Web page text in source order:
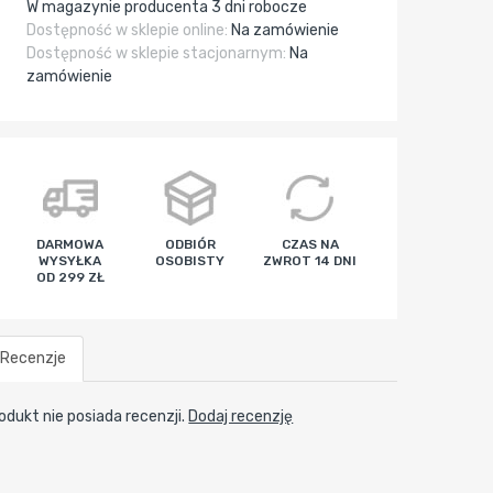
W magazynie producenta 3 dni robocze
Dostępność w sklepie online: Na zamówienie
Dostępność w sklepie stacjonarnym: Na
zamówienie
DARMOWA
WYSYŁKA
OD 299 ZŁ
ODBIÓR
OSOBISTY
CZAS NA
ZWROT 14 DNI
Recenzje
nie posiada recenzji. Dodaj recenzję